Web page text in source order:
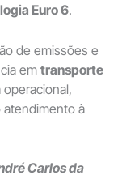
Euro 6.
de emissões e
em transporte
atendimento à
Carlos da